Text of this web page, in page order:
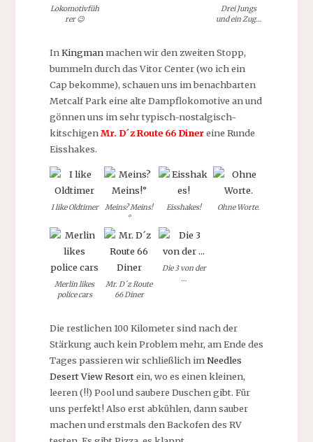
Lokomotivfüh
rer 😉
Drei Jungs
und ein Zug…
InKingmanmachen wir den zweiten Stopp,
bummeln durch das Vitor Center (wo ich ein
Cap bekomme), schauen uns im benachbarten
Metcalf Park eine alte Dampflokomotive an und
gönnen uns im sehr typisch-nostalgisch-
kitschigenMr. D´z Route 66 Diner eine Runde
Eisshakes.
I like Oldtimer
Meins? Meins!
°
Eisshakes! Ohne Worte.
Merlin likes
police cars
Mr. D´z Route
66 Diner
Die 3 von der
…
Die restlichen 100 Kilometer sind nach der
Stärkung auch kein Problem mehr, am Ende des
Tages passieren wir schließlich imNeedles
Desert View Resortein, wo es einen kleinen,
leeren (!!) Pool und saubere Duschen gibt. Für
uns perfekt! Also erst abkühlen, dann sauber
machen und erstmals den Backofen des RV